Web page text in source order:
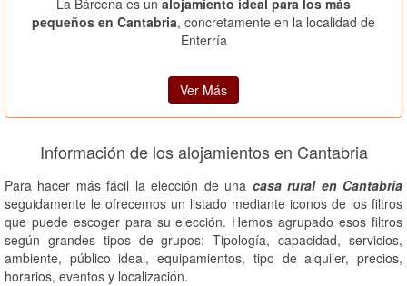
pequeños en Cantabria, concretamente en la localidad de
Enterría
Ver Más
Información de los alojamientos en Cantabria
Para hacer más fácil la elección de una casa rural en Cantabria
seguidamente le ofrecemos un listado mediante iconos de los filtros
que puede escoger para su elección. Hemos agrupado esos filtros
según grandes tipos de grupos: Tipología, capacidad, servicios,
ambiente, público ideal, equipamientos, tipo de alquiler, precios,
horarios, eventos y localización.